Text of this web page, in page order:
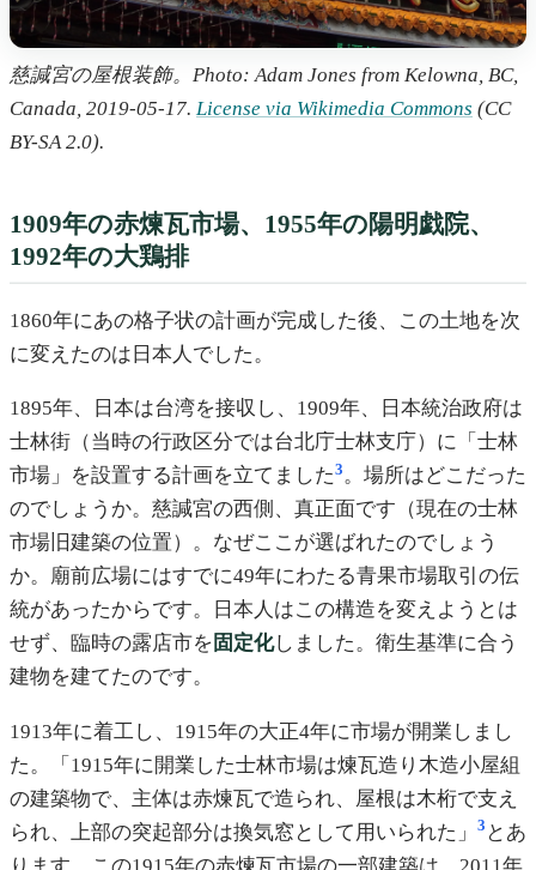
慈諴宮の屋根装飾。Photo: Adam Jones from Kelowna, BC,
Canada, 2019-05-17. License via Wikimedia Commons (CC
BY-SA 2.0).
1909年の赤煉瓦市場、1955年の陽明戯院、
1992年の大鶏排
1860年にあの格子状の計画が完成した後、この土地を次
に変えたのは日本人でした。
1895年、日本は台湾を接収し、1909年、日本統治政府は
士林街（当時の行政区分では台北庁士林支庁）に「士林
市場」を設置する計画を立てました3。場所はどこだった
のでしょうか。慈諴宮の西側、真正面です（現在の士林
市場旧建築の位置）。なぜここが選ばれたのでしょう
か。廟前広場にはすでに49年にわたる青果市場取引の伝
統があったからです。日本人はこの構造を変えようとは
せず、臨時の露店市を 固定化しました。衛生基準に合う
建物を建てたのです。
1913年に着工し、1915年の大正4年に市場が開業しまし
た。「1915年に開業した士林市場は煉瓦造り木造小屋組
の建築物で、主体は赤煉瓦で造られ、屋根は木桁で支え
られ、上部の突起部分は換気窓として用いられた」
3 とあ